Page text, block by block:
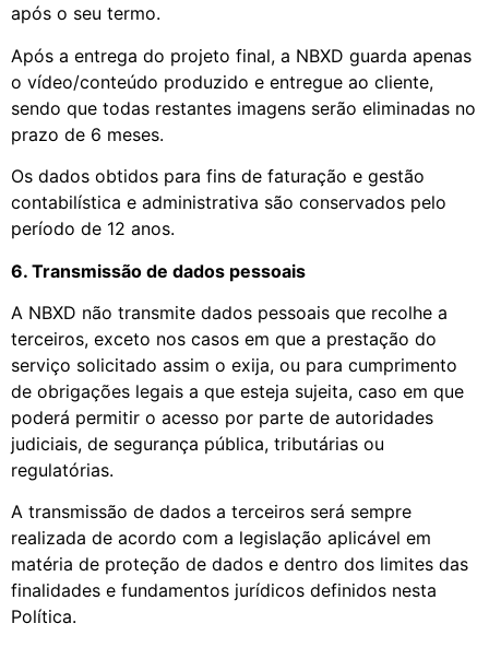
após o seu termo.
Após a entrega do projeto final, a NBXD guarda apenas
o vídeo/conteúdo produzido e entregue ao cliente,
sendo que todas restantes imagens serão eliminadas no
prazo de 6 meses.
Os dados obtidos para fins de faturação e gestão
contabilística e administrativa são conservados pelo
período de 12 anos.
6. Transmissão de dados pessoais
A NBXD não transmite dados pessoais que recolhe a
terceiros, exceto nos casos em que a prestação do
serviço solicitado assim o exija, ou para cumprimento
de obrigações legais a que esteja sujeita, caso em que
poderá permitir o acesso por parte de autoridades
judiciais, de segurança pública, tributárias ou
regulatórias.
A transmissão de dados a terceiros será sempre
realizada de acordo com a legislação aplicável em
matéria de proteção de dados e dentro dos limites das
finalidades e fundamentos jurídicos definidos nesta
Política.